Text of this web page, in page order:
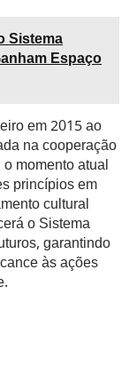
Sistema
Espaço
em 2015 ao
na cooperação
momento atual
princípios em
cultural
o Sistema
garantindo
às ações